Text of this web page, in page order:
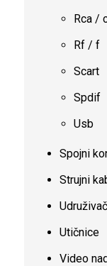
Rca /
Rf / f
Scart
Spdif
Usb
Spojni
Strujni
Utičnice
Video